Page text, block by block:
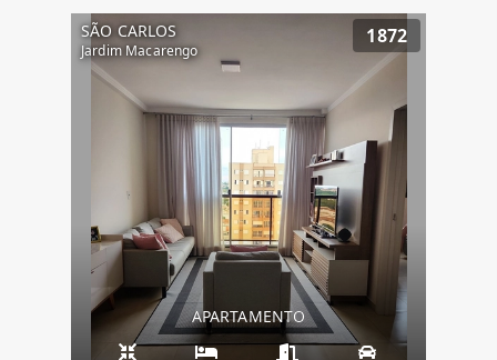
SÃO CARLOS
Jardim Macarengo
1872
APARTAMENTO